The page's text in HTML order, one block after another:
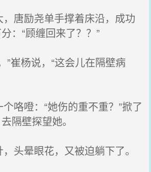
唐励尧单手撑着床沿，成功
：“顾缠回来了？？”
崔杨说，“这会儿在隔壁病
咯噔：“她伤的重不重？”掀了
隔壁探望她。
头晕眼花，又被迫躺下了。